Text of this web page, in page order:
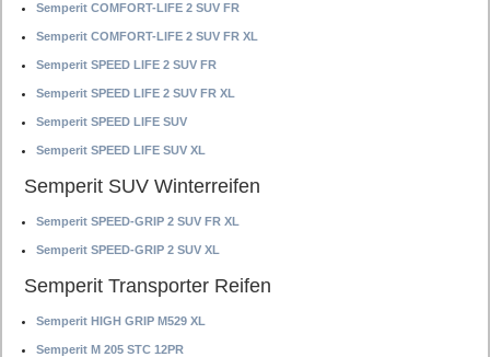
Semperit COMFORT-LIFE 2 SUV FR
Semperit COMFORT-LIFE 2 SUV FR XL
Semperit SPEED LIFE 2 SUV FR
Semperit SPEED LIFE 2 SUV FR XL
Semperit SPEED LIFE SUV
Semperit SPEED LIFE SUV XL
Semperit SUV Winterreifen
Semperit SPEED-GRIP 2 SUV FR XL
Semperit SPEED-GRIP 2 SUV XL
Semperit Transporter Reifen
Semperit HIGH GRIP M529 XL
Semperit M 205 STC 12PR